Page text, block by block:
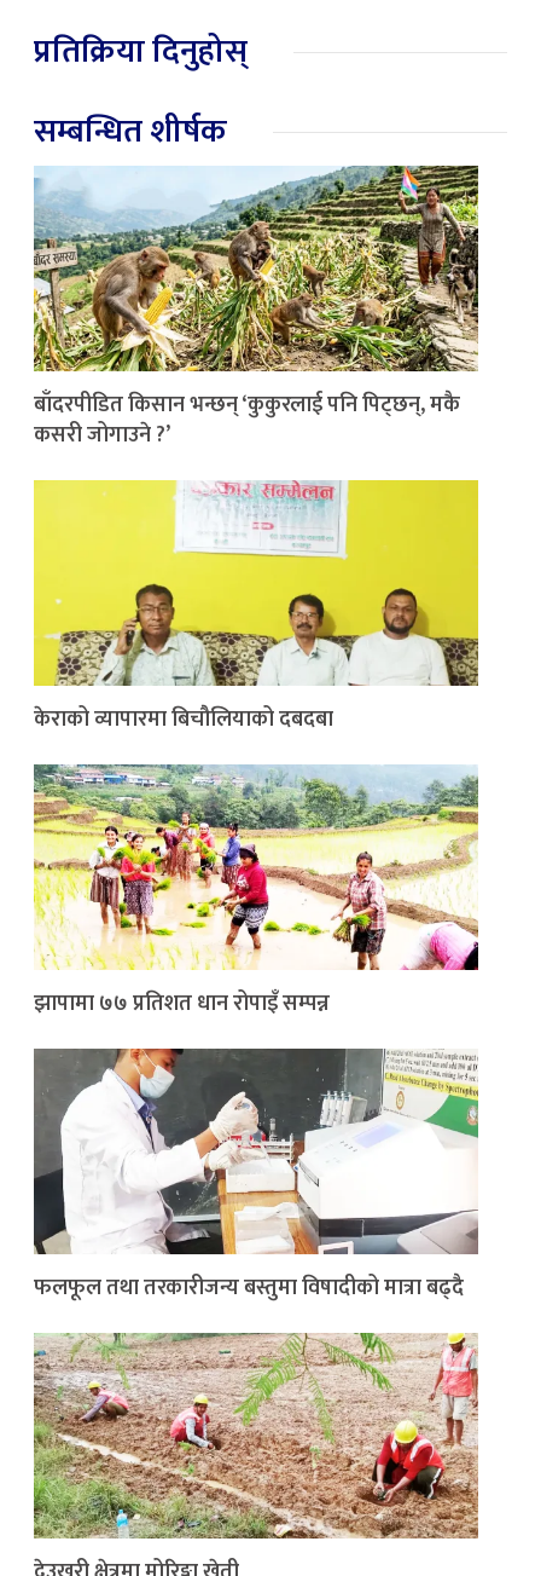
प्रतिक्रिया दिनुहोस्
सम्बन्धित शीर्षक
बाँदरपीडित किसान भन्छन् ‘कुकुरलाई पनि पिट्छन्, मकै
कसरी जोगाउने ?’
केराको व्यापारमा बिचौलियाको दबदबा
झापामा ७७ प्रतिशत धान रोपाइँ सम्पन्न
फलफूल तथा तरकारीजन्य बस्तुमा विषादीको मात्रा बढ्दै